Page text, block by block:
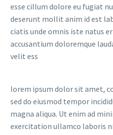
esse cillum dolore eu fugiat
deserunt mollit anim id est
ciatis unde omnis iste natus
accusantium doloremque
velit ess
lorem ipsum dolor sit amet,
sed do eiusmod tempor
magna aliqua. Ut enim ad
exercitation ullamco laboris